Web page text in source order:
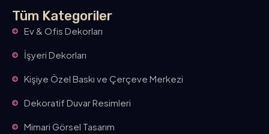
Tüm Kategoriler
Ev & Ofis Dekorları
İşyeri Dekorları
Kişiye Özel Baskı ve Çerçeve Merkezi
Dekoratif Duvar Resimleri
Mimari Görsel Tasarım